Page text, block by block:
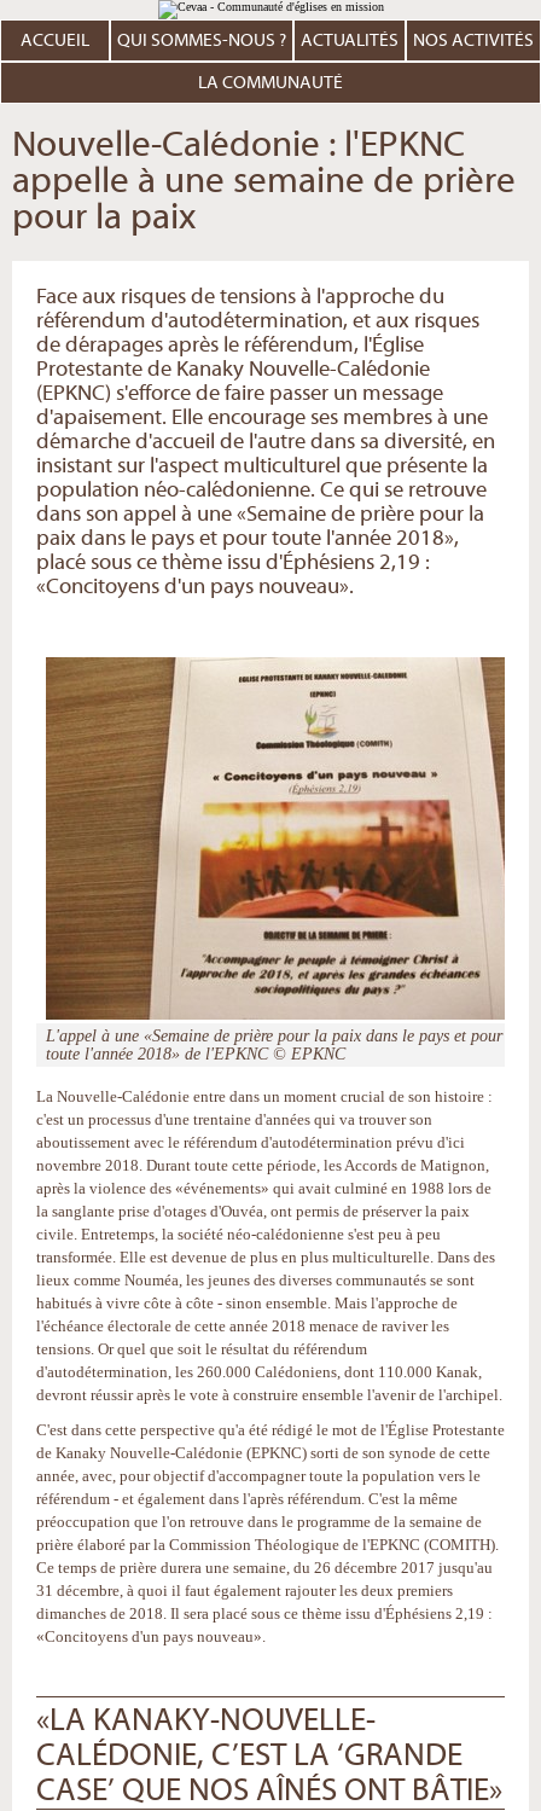
au
contenu.
Aller
personnels
ACCUEIL QUI SOMMES-NOUS ? ACTUALITÉS NOS ACTIVITÉS
LA COMMUNAUTÉ
Nouvelle-Calédonie : l'EPKNC
appelle à une semaine de prière
pour la paix
Face aux risques de tensions à l'approche du
référendum d'autodétermination, et aux risques
de dérapages après le référendum, l'Église
Protestante de Kanaky Nouvelle-Calédonie
(EPKNC) s'efforce de faire passer un message
d'apaisement. Elle encourage ses membres à une
démarche d'accueil de l'autre dans sa diversité, en
insistant sur l'aspect multiculturel que présente la
population néo-calédonienne. Ce qui se retrouve
dans son appel à une «Semaine de prière pour la
paix dans le pays et pour toute l'année 2018»,
placé sous ce thème issu d'Éphésiens 2,19 :
«Concitoyens d'un pays nouveau».
L'appel à une «Semaine de prière pour la paix dans le pays et pour
toute l'année 2018» de l'EPKNC © EPKNC
La Nouvelle-Calédonie entre dans un moment crucial de son histoire :
c'est un processus d'une trentaine d'années qui va trouver son
aboutissement avec le référendum d'autodétermination prévu d'ici
novembre 2018. Durant toute cette période, les Accords de Matignon,
après la violence des «événements» qui avait culminé en 1988 lors de
la sanglante prise d'otages d'Ouvéa, ont permis de préserver la paix
civile. Entretemps, la société néo-calédonienne s'est peu à peu
transformée. Elle est devenue de plus en plus multiculturelle. Dans des
lieux comme Nouméa, les jeunes des diverses communautés se sont
habitués à vivre côte à côte - sinon ensemble. Mais l'approche de
l'échéance électorale de cette année 2018 menace de raviver les
tensions. Or quel que soit le résultat du référendum
d'autodétermination, les 260.000 Calédoniens, dont 110.000 Kanak,
devront réussir après le vote à construire ensemble l'avenir de l'archipel.
C'est dans cette perspective qu'a été rédigé le mot de l'Église Protestante
de Kanaky Nouvelle-Calédonie (EPKNC) sorti de son synode de cette
année, avec, pour objectif d'accompagner toute la population vers le
référendum - et également dans l'après référendum. C'est la même
préoccupation que l'on retrouve dans le programme de la semaine de
prière élaboré par la Commission Théologique de l'EPKNC (COMITH).
Ce temps de prière durera une semaine, du 26 décembre 2017 jusqu'au
31 décembre, à quoi il faut également rajouter les deux premiers
dimanches de 2018. Il sera placé sous ce thème issu d'Éphésiens 2,19 :
«Concitoyens d'un pays nouveau».
«LA KANAKY-NOUVELLE-
CALÉDONIE, C’EST LA ‘GRANDE
CASE’ QUE NOS AÎNÉS ONT BÂTIE»